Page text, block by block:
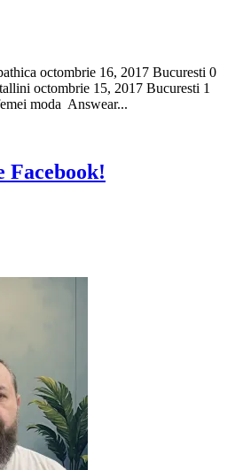
octombrie 16, 2017 Bucuresti 0
octombrie 15, 2017 Bucuresti 1
moda Answear...
Facebook!